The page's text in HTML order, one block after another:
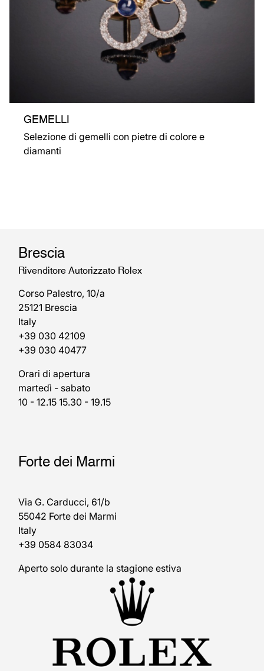
GEMELLI
Selezione di gemelli con pietre di colore e
diamanti
Brescia
Rivenditore Autorizzato Rolex
Corso Palestro, 10/a
25121 Brescia
Italy
+39 030 42109
+39 030 40477
Orari di apertura
martedì - sabato
10 - 12.15 15.30 - 19.15
Forte dei Marmi
Via G. Carducci, 61/b
55042 Forte dei Marmi
Italy
+39 0584 83034
Aperto solo durante la stagione estiva